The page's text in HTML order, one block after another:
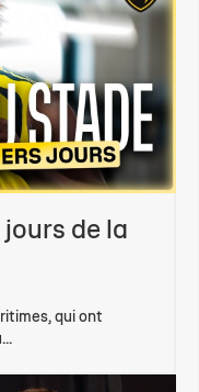
jours de la
qui ont